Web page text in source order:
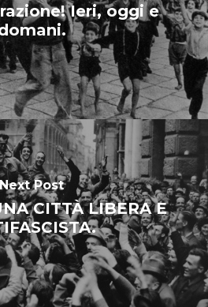
Ieri, oggi e
Next Post
CITTÀ LIBERA E